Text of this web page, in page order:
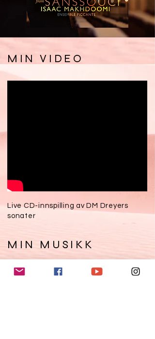
MIN VIDEO
Live CD-innspilling av DM Dreyers
sonater
MIN MUSIKK